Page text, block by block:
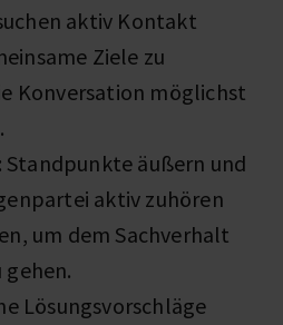
aktiv Kontakt
Ziele zu
Konversation möglichst
: Standpunkte äußern und
aktiv zuhören
um dem Sachverhalt
gehen.
Lösungsvorschläge